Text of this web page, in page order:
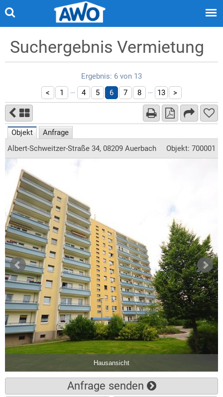
Suchergebnis Vermietung
Ergebnis: 6 von 13
<
1 … 4 5 6 7 8 … 13 >
Objekt
Anfrage
Albert-Schweitzer-Straße 34, 08209 Auerbach
Objekt: 700001
Hausansicht